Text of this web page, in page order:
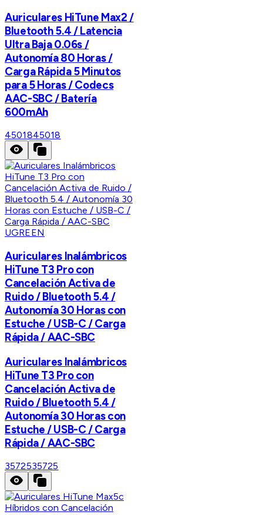
Auriculares HiTune Max2 /
Bluetooth 5.4 / Latencia
Ultra Baja 0.06s /
Autonomía 80 Horas /
Carga Rápida 5 Minutos
para 5 Horas / Codecs
AAC-SBC / Batería
600mAh
4501845018
UGREEN
Auriculares Inalámbricos
HiTune T3 Pro con
Cancelación Activa de
Ruido / Bluetooth 5.4 /
Autonomía 30 Horas con
Estuche / USB-C / Carga
Rápida / AAC-SBC
Auriculares Inalámbricos
HiTune T3 Pro con
Cancelación Activa de
Ruido / Bluetooth 5.4 /
Autonomía 30 Horas con
Estuche / USB-C / Carga
Rápida / AAC-SBC
3572535725